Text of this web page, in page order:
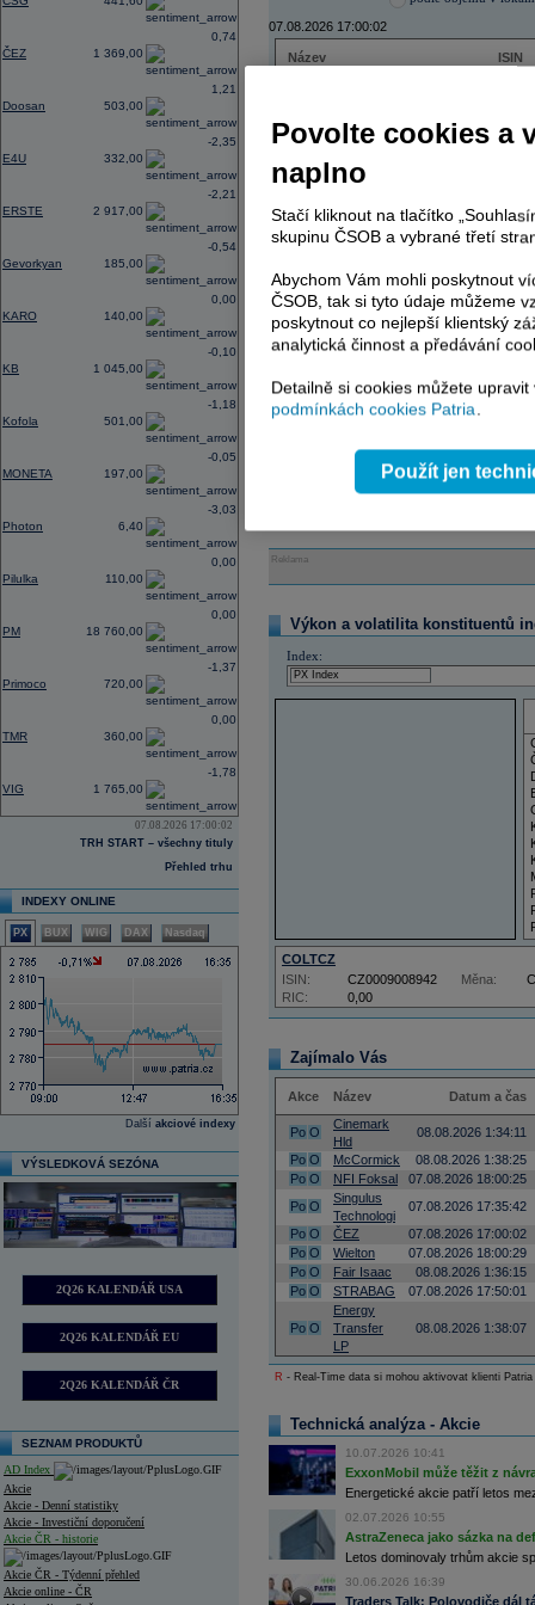
ČEZ 1 369,00
0,74
Doosan 503,00
1,21
E4U 332,00
-2,35
ERSTE 2 917,00
-2,21
Gevorkyan 185,00
-0,54
KARO 140,00
0,00
KB 1 045,00
-0,10
Kofola 501,00
-1,18
MONETA 197,00
-0,05
Photon 6,40
-3,03
Pilulka 110,00
0,00
PM 18 760,00
0,00
Primoco 720,00
-1,37
TMR 360,00
0,00
VIG 1 765,00
-1,78
07.08.2026 17:00:02
TRH START – všechny tituly
Přehled trhu
INDEXY ONLINE
PX BUX WIG DAX Nasdaq
Další akciové indexy
VÝSLEDKOVÁ SEZÓNA
2Q26 KALENDÁŘ USA
2Q26 KALENDÁŘ EU
2Q26 KALENDÁŘ ČR
SEZNAM PRODUKTŮ
AD Index
Akcie
Akcie - Denní statistiky
Akcie - Investiční doporučení
Akcie ČR - historie
Akcie ČR - Týdenní přehled
Akcie online - ČR
07.08.2026 17:00:02
Název
ISIN
ERSTE BANK
TMR
AD index - vývoj
Region
Reklama
Výkon a volatilita konstituentů
Index:
COLTCZ
RIC: 0,00
ISIN: CZ0009008942 Měna:
Zajímalo Vás
Akce Název Datum a čas
Po O
Cinemark
Hld
08.08.2026 1:34:11
Po O McCormick
08.08.2026 1:38:25
Po O NFI Foksal
07.08.2026 18:00:25
Po O
Singulus
Technologi
07.08.2026 17:35:42
Po O ČEZ
07.08.2026 17:00:02
Po O Wielton
07.08.2026 18:00:29
Po O Fair Isaac
08.08.2026 1:36:15
Po O STRABAG 07.08.2026 17:50:01
Po O
Energy
Transfer
LP
08.08.2026 1:38:07
R - Real-Time data si mohou aktivovat klienti
Technická analýza - Akcie
10.07.2026 10:41
ExxonMobil může těžit z
Energetické akcie patří letos
02.07.2026 10:55
AstraZeneca jako sázka na
Letos dominovaly trhům akcie
30.06.2026 16:39
Traders Talk: Polovodiče dál
Povolte cookies a
naplno
Stačí kliknout na tlačítko
skupinu ČSOB a vybrané třetí
Abychom Vám mohli poskytnout
ČSOB, tak si tyto údaje můžeme
poskytnout co nejlepší klientský
analytická činnost a předávání
Detailně si cookies můžete
podmínkách cookies Patria.
Použít jen